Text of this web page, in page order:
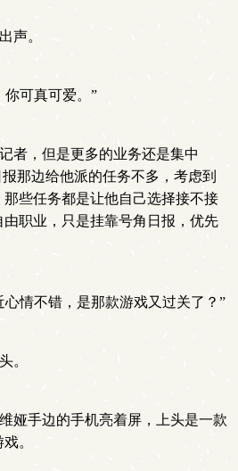
声。
你可真可爱。”
者，但是更多的业务还是集中
那边给他派的任务不多，考虑到
些任务都是让他自己选择接不接
职业，只是挂靠号角日报，优先
心情不错，是那款游戏又过关了？”
。
娅手边的手机亮着屏，上头是一款
。